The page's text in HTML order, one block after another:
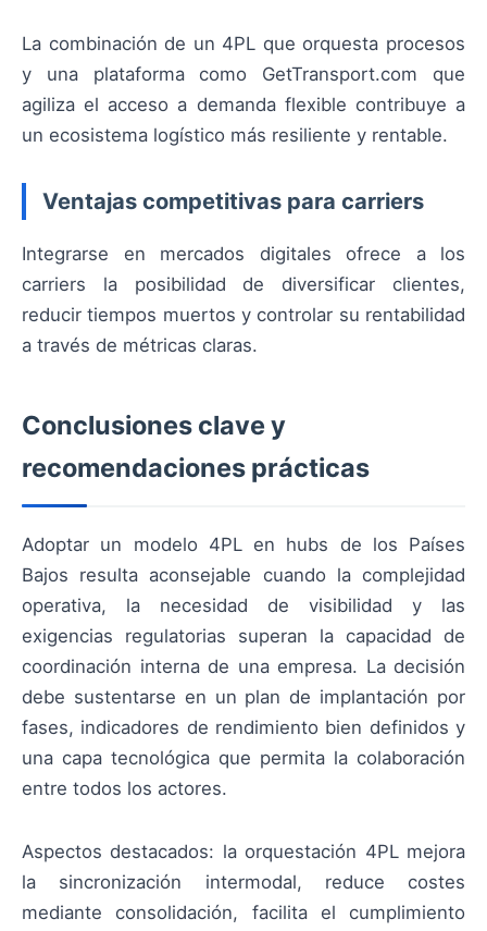
La combinación de un 4PL que orquesta procesos
y una plataforma como GetTransport.com que
agiliza el acceso a demanda flexible contribuye a
un ecosistema logístico más resiliente y rentable.
Ventajas competitivas para carriers
Integrarse en mercados digitales ofrece a los
carriers la posibilidad de diversificar clientes,
reducir tiempos muertos y controlar su rentabilidad
a través de métricas claras.
Conclusiones clave y
recomendaciones prácticas
Adoptar un modelo 4PL en hubs de los Países
Bajos resulta aconsejable cuando la complejidad
operativa, la necesidad de visibilidad y las
exigencias regulatorias superan la capacidad de
coordinación interna de una empresa. La decisión
debe sustentarse en un plan de implantación por
fases, indicadores de rendimiento bien definidos y
una capa tecnológica que permita la colaboración
entre todos los actores.
Aspectos destacados: la orquestación 4PL mejora
la sincronización intermodal, reduce costes
mediante consolidación, facilita el cumplimiento